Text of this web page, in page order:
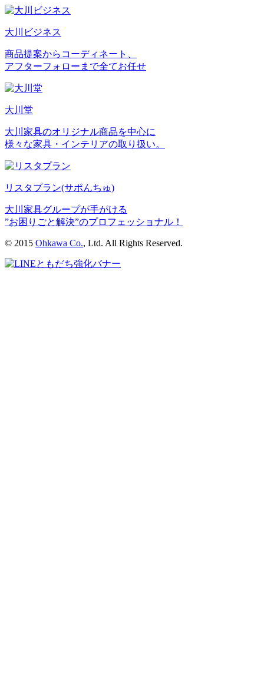
大川ビジネス
商品提案からコーディネート、
アフターフォローまで全てお任せ
大川堂
大川家具のオリジナル商品を中心に
様々な家具・インテリアの取り扱い。
リスタプラン(サポんちゅ)
大川家具グループが手がける
”お困りごと解決”のプロフェッショナル！
© 2015 Ohkawa Co., Ltd. All Rights Reserved.